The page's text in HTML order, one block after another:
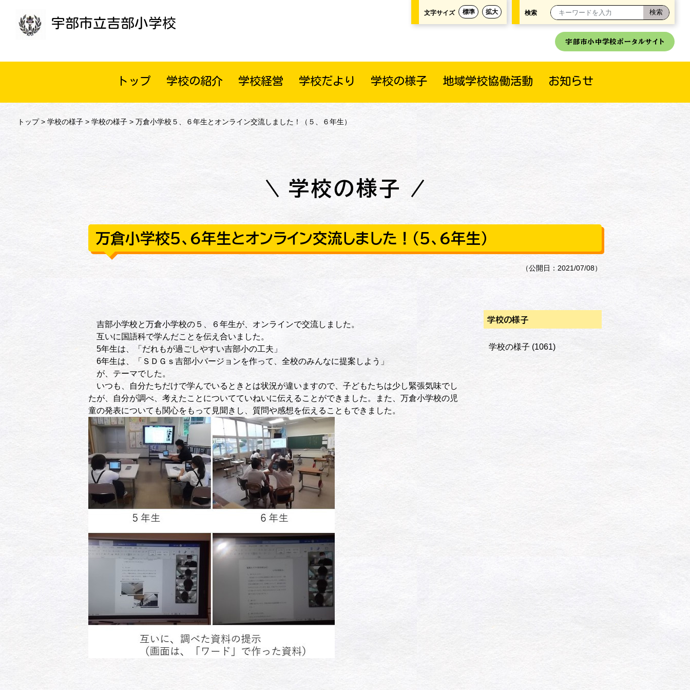
宇部市立吉部小学校
文字サイズ 標準 拡大 検索
宇部市小中学校ポータルサイト
トップ 学校の紹介 学校経営 学校だより 学校の様子 地域学校協働活動 お知らせ
トップ> 学校の様子> 学校の様子> 万倉小学校５、６年生とオンライン交流しました！（５、６年生）
学校の様子
万倉小学校５、６年生とオンライン交流しました！（５、６年生）
（公開日：2021/07/08）
吉部小学校と万倉小学校の５、６年生が、オンラインで交流しました。
互いに国語科で学んだことを伝え合いました。
5年生は、「だれもが過ごしやすい吉部小の工夫」
6年生は、「ＳＤＧｓ吉部小バージョンを作って、全校のみんなに提案しよう」
が、テーマでした。
いつも、自分たちだけで学んでいるときとは状況が違いますので、子どもたちは少し緊張気味でし
たが、自分が調べ、考えたことについてていねいに伝えることができました。また、万倉小学校の児
童の発表についても関心をもって見聞きし、質問や感想を伝えることもできました。
学校の様子
学校の様子 (1061)